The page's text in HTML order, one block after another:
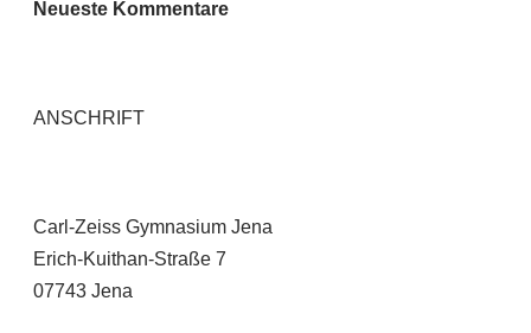
Neueste Kommentare
ANSCHRIFT
Carl-Zeiss Gymnasium Jena
Erich-Kuithan-Straße 7
07743 Jena